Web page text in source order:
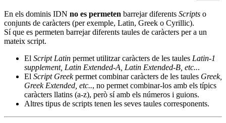
En els dominis IDN no es permeten barrejar diferents Scripts o
conjunts de caràcters (per exemple, Latin, Greek o Cyrillic).
Sí que es permeten barrejar diferents taules de caràcters per a un
mateix script.
El Script Latin permet utilitzar caràcters de les taules Latin-1
supplement, Latin Extended-A, Latin Extended-B, etc...
El Script Greekpermet combinar caràcters de les taules Greek,
Greek Extended, etc.., no permet combinar-los amb els típics
caràcters llatins (a-z), però sí amb els números i guions.
Altres tipus de scripts tenen les seves taules corresponents.